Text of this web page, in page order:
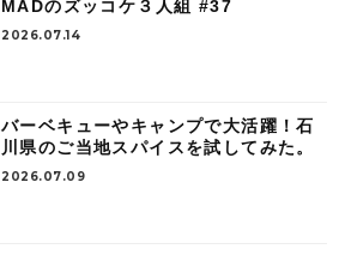
MADのズッコケ３人組 #37
2026.07.14
バーベキューやキャンプで大活躍！石
川県のご当地スパイスを試してみた。
2026.07.09